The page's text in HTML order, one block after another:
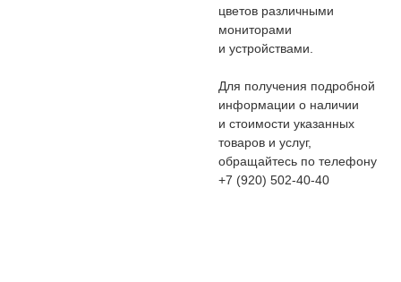
цветов различными
мониторами
и устройствами.
Для получения подробной
информации о наличии
и стоимости указанных
товаров и услуг,
обращайтесь по телефону
+7 (920) 502-40-40